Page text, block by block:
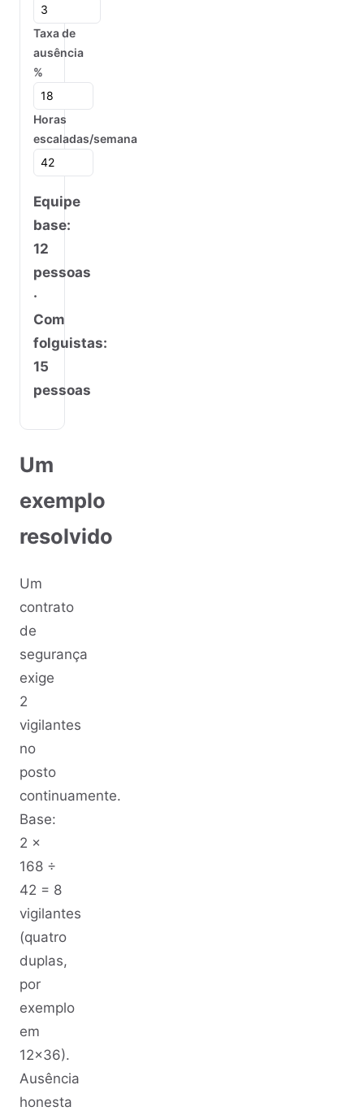
Taxa de
ausência
%
Horas
escaladas/semana
Equipe
base:
12
pessoas
·
Com
folguistas:
15
pessoas
Um
exemplo
resolvido
Um
contrato
de
segurança
exige
2
vigilantes
no
posto
continuamente.
Base:
2 ×
168 ÷
42 = 8
vigilantes
(quatro
duplas,
por
exemplo
em
12x36).
Ausência
honesta